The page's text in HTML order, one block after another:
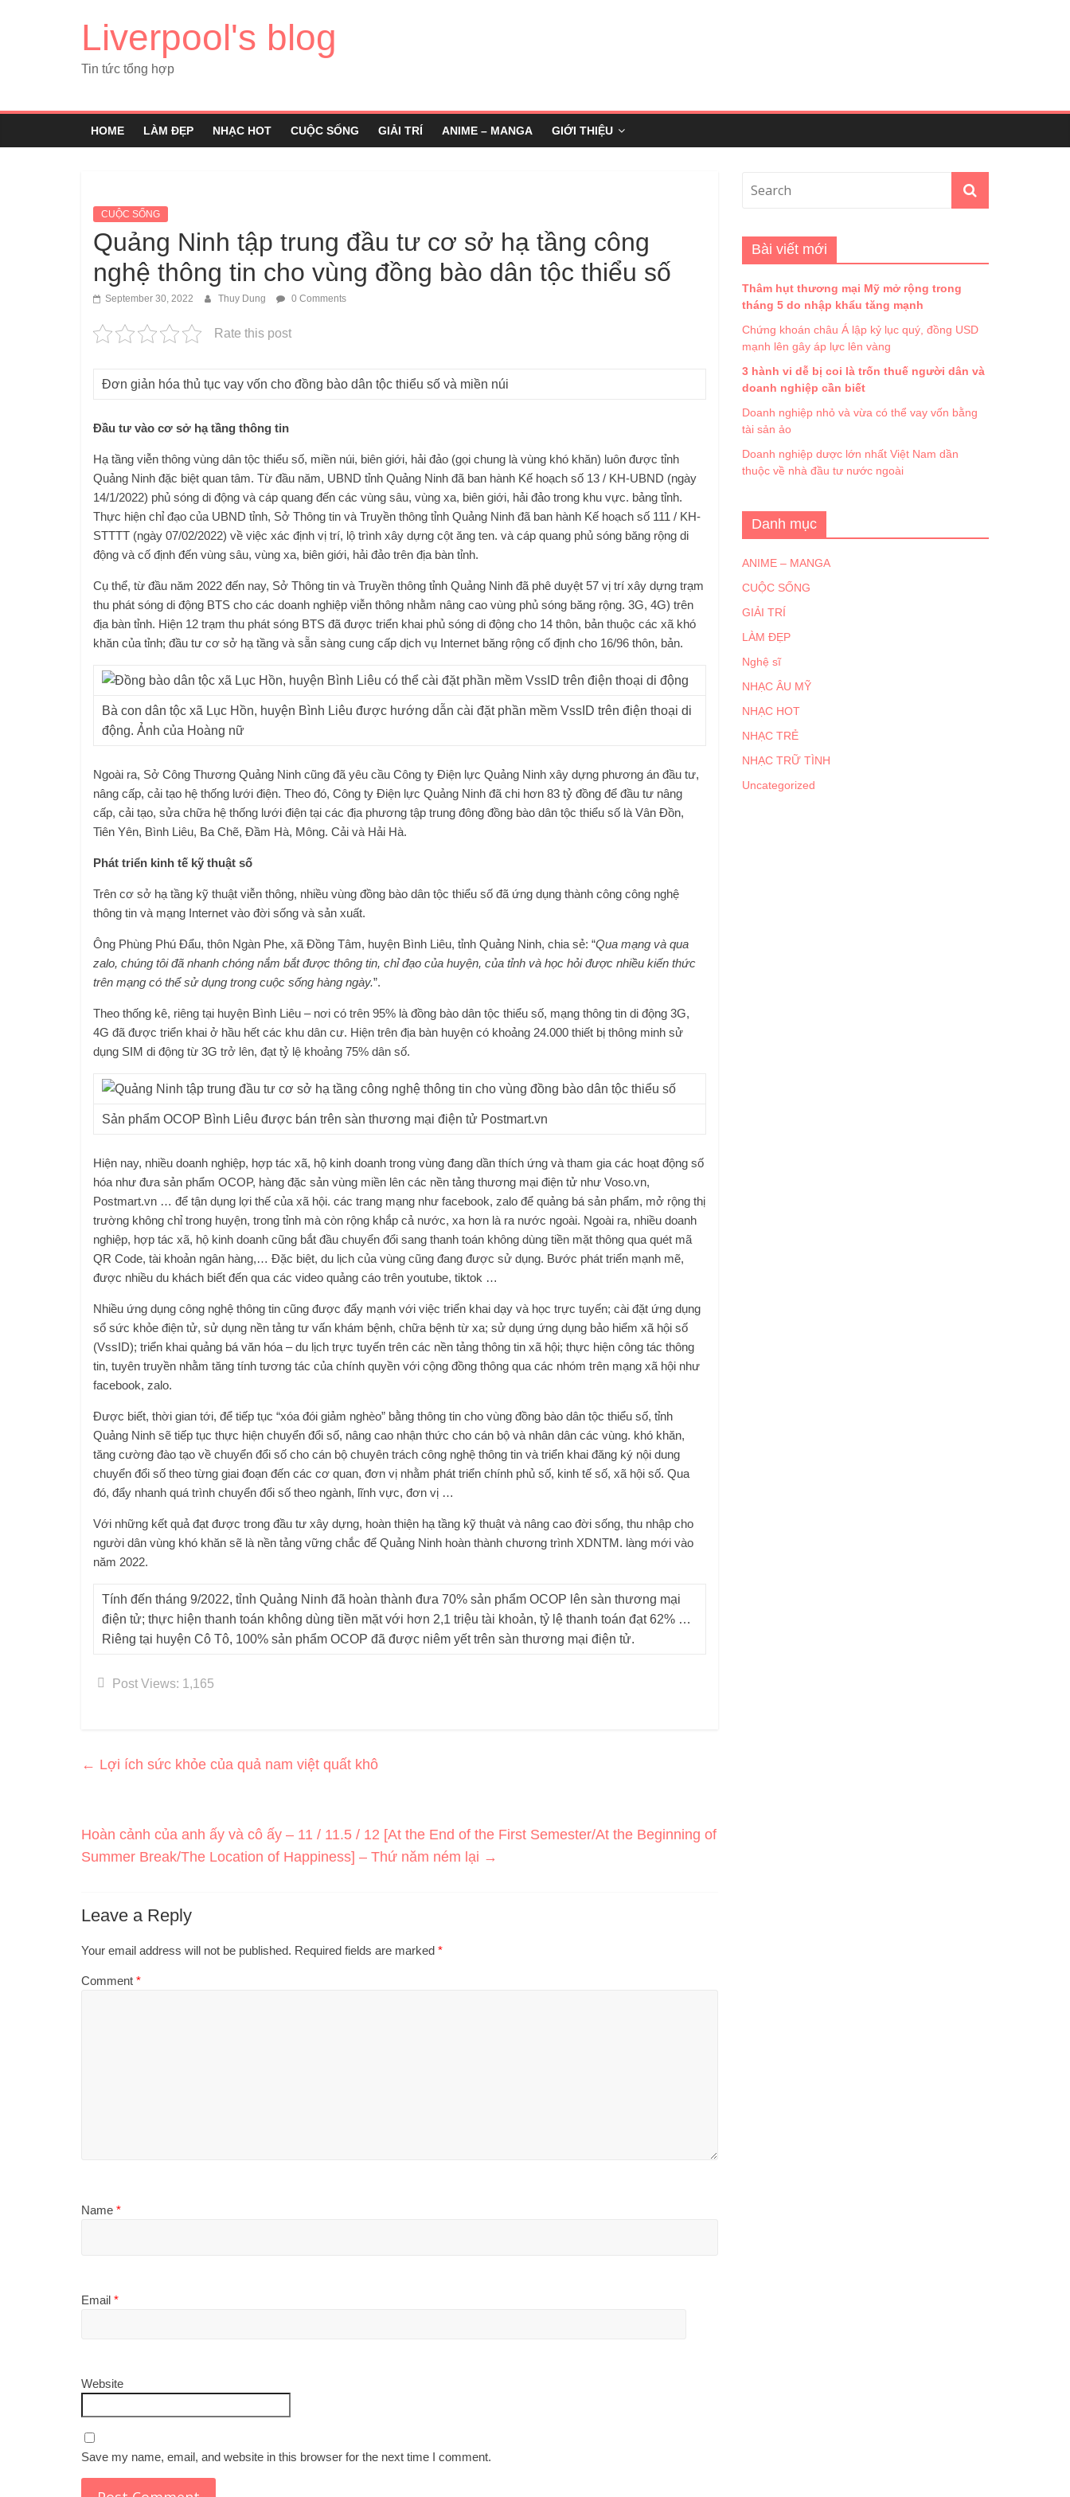
Liverpool's blog
Tin tức tổng hợp
HOME LÀM ĐẸP NHẠC HOT CUỘC SỐNG GIẢI TRÍ ANIME – MANGA GIỚI THIỆU
CUỘC SỐNG
Quảng Ninh tập trung đầu tư cơ sở hạ tầng công
nghệ thông tin cho vùng đồng bào dân tộc thiểu số
September 30, 2022 Thuy Dung 0 Comments
Rate this post
Đơn giản hóa thủ tục vay vốn cho đồng bào dân tộc thiểu số và miền núi
Đầu tư vào cơ sở hạ tầng thông tin
Hạ tầng viễn thông vùng dân tộc thiểu số, miền núi, biên giới, hải đảo (gọi chung là vùng khó khăn) luôn được tỉnh
Quảng Ninh đặc biệt quan tâm. Từ đầu năm, UBND tỉnh Quảng Ninh đã ban hành Kế hoạch số 13 / KH-UBND (ngày
14/1/2022) phủ sóng di động và cáp quang đến các vùng sâu, vùng xa, biên giới, hải đảo trong khu vực. bảng tỉnh.
Thực hiện chỉ đạo của UBND tỉnh, Sở Thông tin và Truyền thông tỉnh Quảng Ninh đã ban hành Kế hoạch số 111 / KH-
STTTT (ngày 07/02/2022) về việc xác định vị trí, lộ trình xây dựng cột ăng ten. và cáp quang phủ sóng băng rộng di
động và cố định đến vùng sâu, vùng xa, biên giới, hải đảo trên địa bàn tỉnh.
Cụ thể, từ đầu năm 2022 đến nay, Sở Thông tin và Truyền thông tỉnh Quảng Ninh đã phê duyệt 57 vị trí xây dựng trạm
thu phát sóng di động BTS cho các doanh nghiệp viễn thông nhằm nâng cao vùng phủ sóng băng rộng. 3G, 4G) trên
địa bàn tỉnh. Hiện 12 trạm thu phát sóng BTS đã được triển khai phủ sóng di động cho 14 thôn, bản thuộc các xã khó
khăn của tỉnh; đầu tư cơ sở hạ tầng và sẵn sàng cung cấp dịch vụ Internet băng rộng cố định cho 16/96 thôn, bản.
Bà con dân tộc xã Lục Hồn, huyện Bình Liêu được hướng dẫn cài đặt phần mềm VssID trên điện thoại di
động. Ảnh của Hoàng nữ
Ngoài ra, Sở Công Thương Quảng Ninh cũng đã yêu cầu Công ty Điện lực Quảng Ninh xây dựng phương án đầu tư,
nâng cấp, cải tạo hệ thống lưới điện. Theo đó, Công ty Điện lực Quảng Ninh đã chi hơn 83 tỷ đồng để đầu tư nâng
cấp, cải tạo, sửa chữa hệ thống lưới điện tại các địa phương tập trung đông đồng bào dân tộc thiểu số là Vân Đồn,
Tiên Yên, Bình Liêu, Ba Chẽ, Đầm Hà, Mông. Cải và Hải Hà.
Phát triển kinh tế kỹ thuật số
Trên cơ sở hạ tầng kỹ thuật viễn thông, nhiều vùng đồng bào dân tộc thiểu số đã ứng dụng thành công công nghệ
thông tin và mạng Internet vào đời sống và sản xuất.
Ông Phùng Phú Đẩu, thôn Ngàn Phe, xã Đồng Tâm, huyện Bình Liêu, tỉnh Quảng Ninh, chia sẻ: “Qua mạng và qua
zalo, chúng tôi đã nhanh chóng nắm bắt được thông tin, chỉ đạo của huyện, của tỉnh và học hỏi được nhiều kiến ​​thức
trên mạng có thể sử dụng trong cuộc sống hàng ngày.”.
Theo thống kê, riêng tại huyện Bình Liêu – nơi có trên 95% là đồng bào dân tộc thiểu số, mạng thông tin di động 3G,
4G đã được triển khai ở hầu hết các khu dân cư. Hiện trên địa bàn huyện có khoảng 24.000 thiết bị thông minh sử
dụng SIM di động từ 3G trở lên, đạt tỷ lệ khoảng 75% dân số.
Sản phẩm OCOP Bình Liêu được bán trên sàn thương mại điện tử Postmart.vn
Hiện nay, nhiều doanh nghiệp, hợp tác xã, hộ kinh doanh trong vùng đang dần thích ứng và tham gia các hoạt động số
hóa như đưa sản phẩm OCOP, hàng đặc sản vùng miền lên các nền tảng thương mại điện tử như Voso.vn,
Postmart.vn … để tận dụng lợi thế của xã hội. các trang mạng như facebook, zalo để quảng bá sản phẩm, mở rộng thị
trường không chỉ trong huyện, trong tỉnh mà còn rộng khắp cả nước, xa hơn là ra nước ngoài. Ngoài ra, nhiều doanh
nghiệp, hợp tác xã, hộ kinh doanh cũng bắt đầu chuyển đổi sang thanh toán không dùng tiền mặt thông qua quét mã
QR Code, tài khoản ngân hàng,… Đặc biệt, du lịch của vùng cũng đang được sử dụng. Bước phát triển mạnh mẽ,
được nhiều du khách biết đến qua các video quảng cáo trên youtube, tiktok …
Nhiều ứng dụng công nghệ thông tin cũng được đẩy mạnh với việc triển khai dạy và học trực tuyến; cài đặt ứng dụng
sổ sức khỏe điện tử, sử dụng nền tảng tư vấn khám bệnh, chữa bệnh từ xa; sử dụng ứng dụng bảo hiểm xã hội số
(VssID); triển khai quảng bá văn hóa – du lịch trực tuyến trên các nền tảng thông tin xã hội; thực hiện công tác thông
tin, tuyên truyền nhằm tăng tính tương tác của chính quyền với cộng đồng thông qua các nhóm trên mạng xã hội như
facebook, zalo.
Được biết, thời gian tới, để tiếp tục “xóa đói giảm nghèo” bằng thông tin cho vùng đồng bào dân tộc thiểu số, tỉnh
Quảng Ninh sẽ tiếp tục thực hiện chuyển đổi số, nâng cao nhận thức cho cán bộ và nhân dân các vùng. khó khăn,
tăng cường đào tạo về chuyển đổi số cho cán bộ chuyên trách công nghệ thông tin và triển khai đăng ký nội dung
chuyển đổi số theo từng giai đoạn đến các cơ quan, đơn vị nhằm phát triển chính phủ số, kinh tế số, xã hội số. Qua
đó, đẩy nhanh quá trình chuyển đổi số theo ngành, lĩnh vực, đơn vị …
Với những kết quả đạt được trong đầu tư xây dựng, hoàn thiện hạ tầng kỹ thuật và nâng cao đời sống, thu nhập cho
người dân vùng khó khăn sẽ là nền tảng vững chắc để Quảng Ninh hoàn thành chương trình XDNTM. làng mới vào
năm 2022.
Tính đến tháng 9/2022, tỉnh Quảng Ninh đã hoàn thành đưa 70% sản phẩm OCOP lên sàn thương mại
điện tử; thực hiện thanh toán không dùng tiền mặt với hơn 2,1 triệu tài khoản, tỷ lệ thanh toán đạt 62% …
Riêng tại huyện Cô Tô, 100% sản phẩm OCOP đã được niêm yết trên sàn thương mại điện tử.
Post Views: 1,165
← Lợi ích sức khỏe của quả nam việt quất khô
Hoàn cảnh của anh ấy và cô ấy – 11 / 11.5 / 12 [At the End of the First Semester/At the Beginning of
Summer Break/The Location of Happiness] – Thứ năm ném lại →
Leave a Reply
Your email address will not be published. Required fields are marked *
Comment *
Name *
Email *
Website
Save my name, email, and website in this browser for the next time I comment.
Bài viết mới
Thâm hụt thương mại Mỹ mở rộng trong
tháng 5 do nhập khẩu tăng mạnh
Chứng khoán châu Á lập kỷ lục quý, đồng USD
mạnh lên gây áp lực lên vàng
3 hành vi dễ bị coi là trốn thuế người dân và
doanh nghiệp cần biết
Doanh nghiệp nhỏ và vừa có thể vay vốn bằng
tài sản ảo
Doanh nghiệp dược lớn nhất Việt Nam dần
thuộc về nhà đầu tư nước ngoài
Danh mục
ANIME – MANGA
CUỘC SỐNG
GIẢI TRÍ
LÀM ĐẸP
Nghệ sĩ
NHẠC ÂU MỸ
NHẠC HOT
NHẠC TRẺ
NHẠC TRỮ TÌNH
Uncategorized